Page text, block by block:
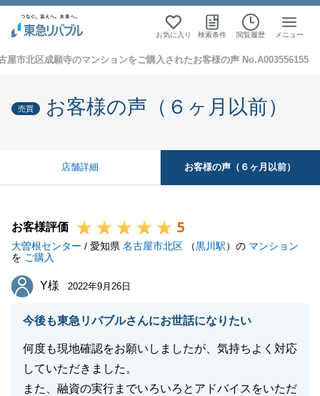
お気に入り 検索条件 閲覧履歴 メニュー
屋市北区成願寺のマンションをご購入されたお客様の声 No.A003556155
売買 お客様の声（６ヶ月以前）
店舗詳細 お客様の声（６ヶ月以前）
お客様評価 5
大曽根センター / 愛知県 名古屋市北区 （黒川駅）の マンション
を ご購入
Y様
Y様 2022年9月26日
今後も東急リバブルさんにお世話になりたい
何度も現地確認をお願いしましたが、気持ちよく対応
していただきました。
また、融資の実行までいろいろとアドバイスをいただ